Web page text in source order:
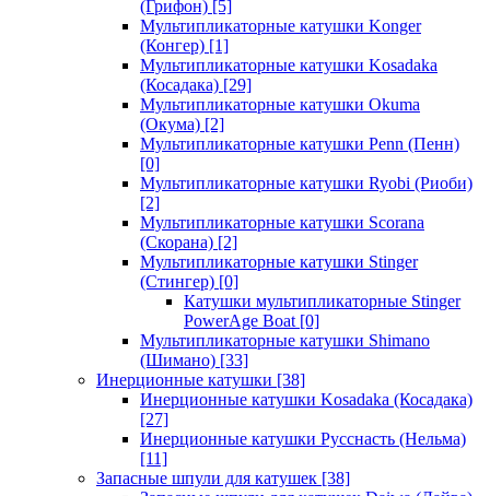
(Грифон) [5]
Мультипликаторные катушки Konger
(Конгер) [1]
Мультипликаторные катушки Kosadaka
(Косадака) [29]
Мультипликаторные катушки Okuma
(Окума) [2]
Мультипликаторные катушки Penn (Пенн)
[0]
Мультипликаторные катушки Ryobi (Риоби)
[2]
Мультипликаторные катушки Scorana
(Скорана) [2]
Мультипликаторные катушки Stinger
(Стингер) [0]
Катушки мультипликаторные Stinger
PowerAge Boat [0]
Мультипликаторные катушки Shimano
(Шимано) [33]
Инерционные катушки [38]
Инерционные катушки Kosadaka (Косадака)
[27]
Инерционные катушки Русснасть (Нельма)
[11]
Запасные шпули для катушек [38]